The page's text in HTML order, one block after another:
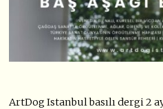
ArtDog Istanbul basılı dergi 2